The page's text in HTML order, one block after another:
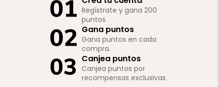
Regístrate y gana 200
puntos.
Gana puntos
Gana puntos en cada
compra.
Canjea puntos
Canjea puntos por
recompensas exclusivas.